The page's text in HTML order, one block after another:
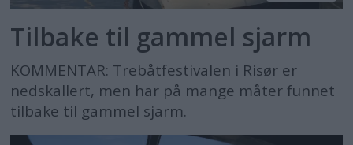
Tilbake til gammel sjarm
KOMMENTAR: Trebåtfestivalen i Risør er
nedskallert, men har på mange måter funnet
tilbake til gammel sjarm.